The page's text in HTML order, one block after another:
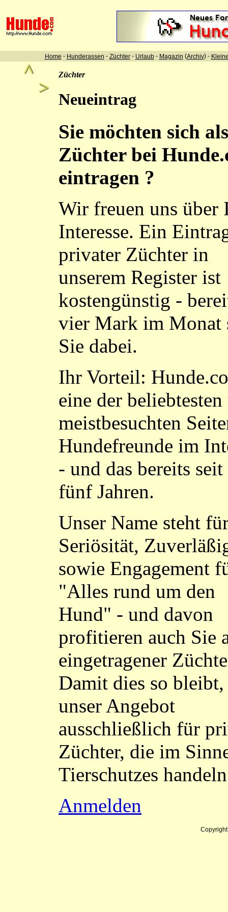
Home - Hunderassen - Züchter- Urlaub- Magazin (Archiv) -
Züchter
Neueintrag
Sie möchten sich als
Züchter bei
eintragen ?
Wir freuen uns über
Interesse. Ein
privater Züchter in
unserem Register ist
kostengünstig -
vier Mark im Monat
Sie dabei.
Ihr Vorteil:
eine der
meistbesuchten
Hundefreunde im
- und das bereits seit
fünf Jahren.
Unser Name steht
Seriösität,
sowie Engagement
"Alles rund um den
Hund" - und davon
profitieren auch Sie
eingetragener
Damit dies so
unser Angebot
ausschließlich für
Züchter, die im
Tierschutzes
Anmelden